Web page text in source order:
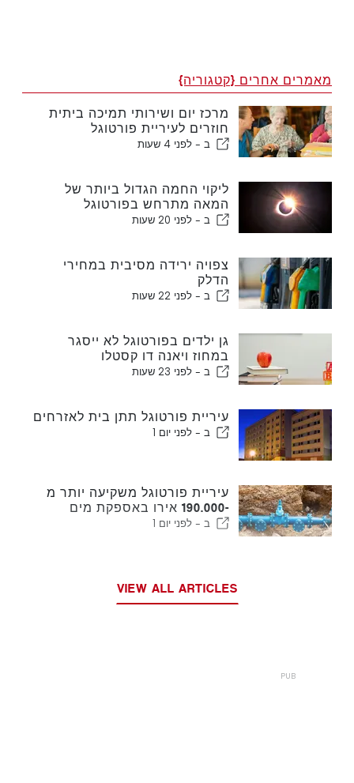
מאמרים אחרים {קטגוריה}
מרכז יום ושירותי תמיכה ביתית
חוזרים לעיריית פורטוגל
ב - לפני 4 שעות
ליקוי החמה הגדול ביותר של
המאה מתרחש בפורטוגל
ב - לפני 20 שעות
צפויה ירידה מסיבית במחירי
הדלק
ב - לפני 22 שעות
גן ילדים בפורטוגל לא ייסגר
במחוז ויאנה דו קסטלו
ב - לפני 23 שעות
עיריית פורטוגל תתן בית לאזרחים
ב - לפני יום 1
עיריית פורטוגל משקיעה יותר מ
-190.000 אירו באספקת מים
ב - לפני יום 1
VIEW ALL ARTICLES